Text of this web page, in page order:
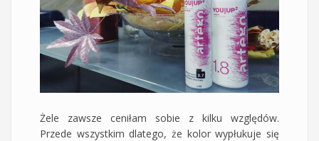
Żele zawsze ceniłam sobie z kilku względów.
Przede wszystkim dlatego, że kolor wypłukuje się